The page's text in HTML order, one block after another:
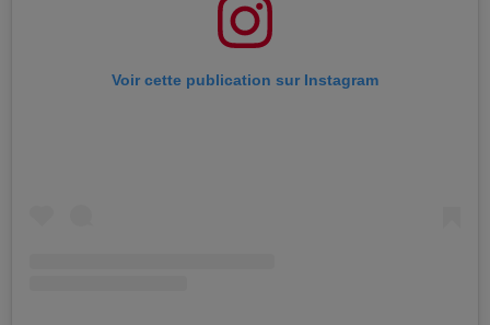
Voir cette publication sur Instagram